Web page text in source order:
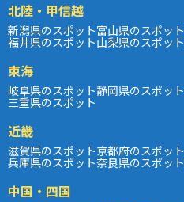
北陸・甲信越
新潟県のスポット富山県のスポット
福井県のスポット山梨県のスポット
東海
岐阜県のスポット静岡県のスポット
三重県のスポット
近畿
滋賀県のスポット京都府のスポット
兵庫県のスポット奈良県のスポット
中国・四国